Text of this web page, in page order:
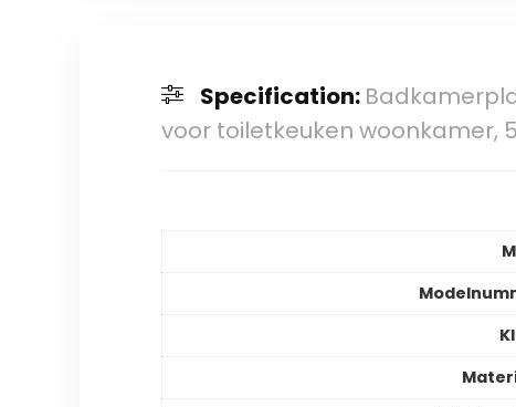
Specification:
voor toiletkeuken woonkamer,